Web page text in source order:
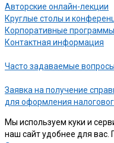
Авторские онлайн-лекции
Круглые столы и
Корпоративные программы
Контактная информация
Часто задаваемые вопросы
Заявка на получение
для оформления
Мы используем куки и
наш сайт удобнее для вас.